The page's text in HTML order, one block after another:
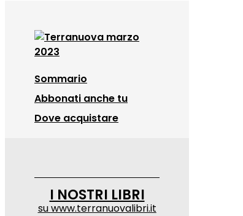
Sommario
Abbonati anche tu
Dove acquistare
I NOSTRI LIBRI
suwww.terranuovalibri.it